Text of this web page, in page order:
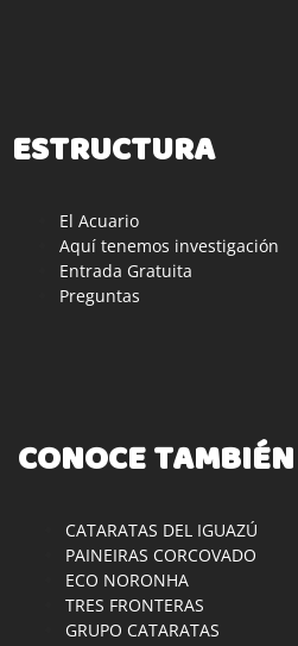
ESTRUCTURA
El Acuario
Aquí tenemos investigación
Entrada Gratuita
Preguntas
CONOCE TAMBIÉN
CATARATAS DEL IGUAZÚ
PAINEIRAS CORCOVADO
ECO NORONHA
TRES FRONTERAS
GRUPO CATARATAS